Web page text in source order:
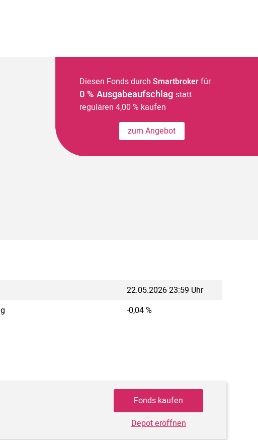
Diesen Fonds durch Smartbrokerfür
0 % Ausgabeaufschlag statt
regulären 4,00 % kaufen
zum Angebot
22.05.2026 23:59 Uhr
-0,04 %
Fonds kaufen
Depot eröffnen